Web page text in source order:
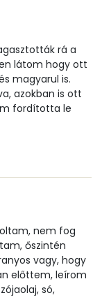
rá a
látom hogy ott
magyarul is.
azokban is ott
fordította le
nem fog
őszintén
vagy, hogy
előttem, leírom
só,